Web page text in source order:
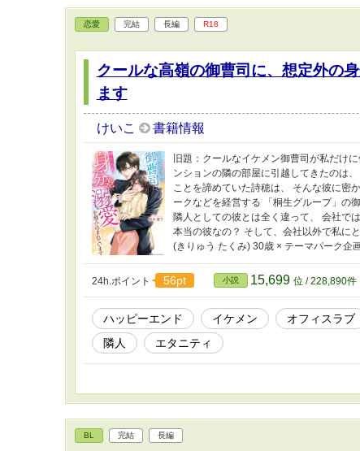
恋愛 完結 長編 R18
クールな高嶺の御曹司に、想定外の
ます
けいこ 書籍情報
旧題：クールなイケメン御曹司が私だけ
ンションの隣の部屋に引越してきたのは
ことを諦めていた詩穂は、 そんな彼に密
ークなどを経営する 「桐生グループ」の
隣人としての彼とは全く違って、 会社で
本当の彼なの？ そして、会社以外で私に
(きりゅう たくみ) 30歳 × テーマパーク企
24h.ポイント 56pt 小説 15,699 位 / 228,890件
ハッピーエンド イケメン オフィスラブ
隣人
エタニティ
BL 完結 長編